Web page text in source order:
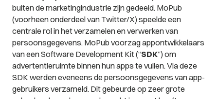
buiten de marketingindustrie zijn gedeeld. MoPub
(voorheen onderdeel van Twitter/X) speelde een
centrale rol in het verzamelen en verwerken van
persoonsgegevens. MoPub voorzag appontwikkelaars
van een Software Development Kit (“SDK”) om
advertentieruimte binnen hun apps te vullen. Via deze
SDK werden eveneens de persoonsgegevens van app-
gebruikers verzameld. Dit gebeurde op zeer grote